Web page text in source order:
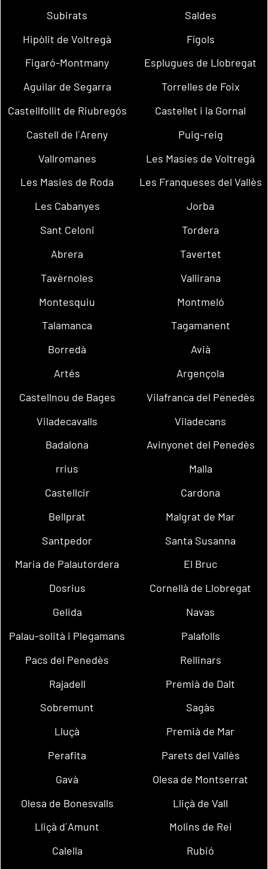
Subirats
Saldes
Hipòlit de Voltregà
Fígols
Figaró-Montmany
Esplugues de Llobregat
Aguilar de Segarra
Torrelles de Foix
Castellfollit de Riubregós
Castellet i la Gornal
Castell de l´Areny
Puig-reig
Vallromanes
Les Masíes de Voltregà
Les Masies de Roda
Les Franqueses del Vallès
Les Cabanyes
Jorba
Sant Celoni
Tordera
Abrera
Tavertet
Tavèrnoles
Vallirana
Montesquiu
Montmeló
Talamanca
Tagamanent
Borredà
Avià
Artés
Argençola
Castellnou de Bages
Vilafranca del Penedès
Viladecavalls
Viladecans
Badalona
Avinyonet del Penedès
rrius
Malla
Castellcir
Cardona
Bellprat
Malgrat de Mar
Santpedor
Santa Susanna
Maria de Palautordera
El Bruc
Dosrius
Cornellà de Llobregat
Gelida
Navas
Palau-solità i Plegamans
Palafolls
Pacs del Penedès
Rellinars
Rajadell
Premià de Dalt
Sobremunt
Sagàs
Lluçà
Premià de Mar
Perafita
Parets del Vallès
Gavà
Olesa de Montserrat
Olesa de Bonesvalls
Lliçà de Vall
Lliçà d´Amunt
Molins de Rei
Calella
Rubió